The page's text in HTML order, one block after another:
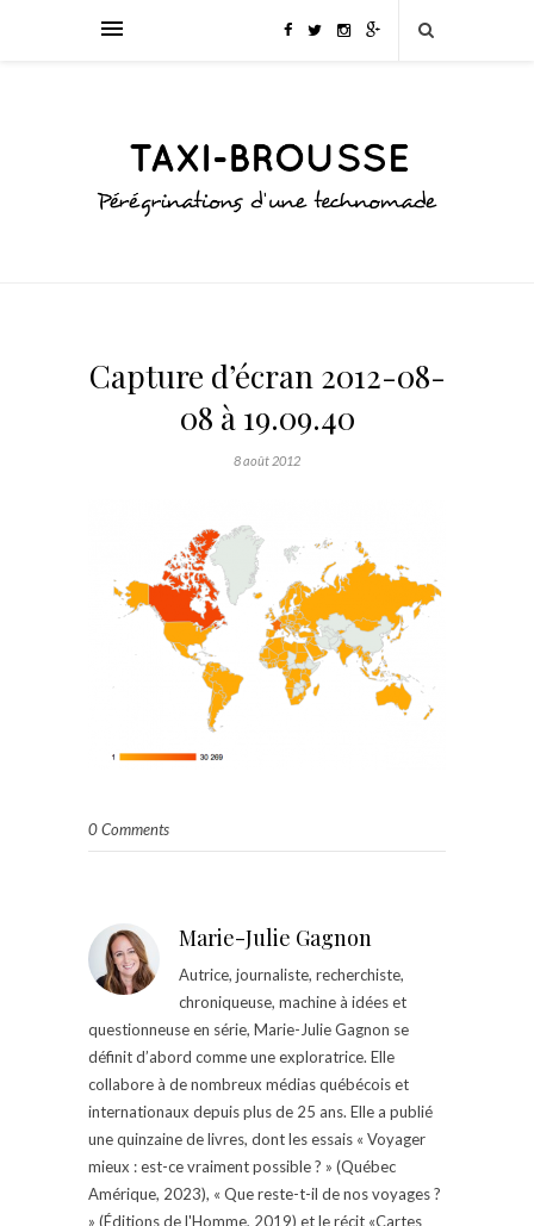
Capture d’écran 2012-08-
08 à 19.09.40
8 août 2012
0 Comments
Marie-Julie Gagnon
Autrice, journaliste, recherchiste,
chroniqueuse, machine à idées et
questionneuse en série, Marie-Julie Gagnon se
définit d’abord comme une exploratrice. Elle
collabore à de nombreux médias québécois et
internationaux depuis plus de 25 ans. Elle a publié
une quinzaine de livres, dont les essais « Voyager
mieux : est-ce vraiment possible ? » (Québec
Amérique, 2023), « Que reste-t-il de nos voyages ?
» (Éditions de l'Homme, 2019) et le récit «Cartes